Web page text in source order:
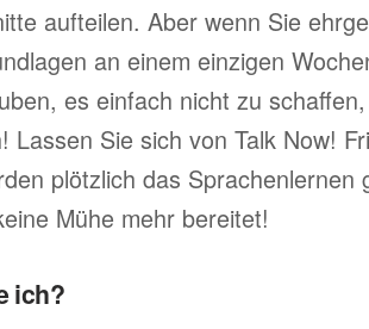
aufteilen. Aber wenn Sie
an einem einzigen
es einfach nicht zu
Lassen Sie sich von Talk Now!
plötzlich das Sprachenlernen
Mühe mehr bereitet!
ich?